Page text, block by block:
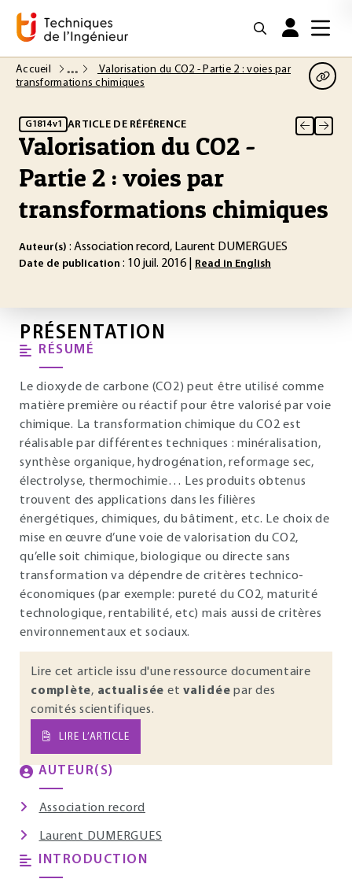
Accueil
Valorisation du CO2 - Partie 2 : voies par
transformations chimiques
G1814 v1 ARTICLE DE RÉFÉRENCE
Valorisation du CO2 -
Partie 2 : voies par
transformations chimiques
Auteur(s) : Association record, Laurent DUMERGUES
Date de publication : 10 juil. 2016 | Read in English
PRÉSENTATION
RÉSUMÉ
Le dioxyde de carbone (CO2) peut être utilisé comme
matière première ou réactif pour être valorisé par voie
chimique. La transformation chimique du CO2 est
réalisable par différentes techniques : minéralisation,
synthèse organique, hydrogénation, reformage sec,
électrolyse, thermochimie… Les produits obtenus
trouvent des applications dans les filières
énergétiques, chimiques, du bâtiment, etc. Le choix de
mise en œuvre d’une voie de valorisation du CO2,
qu’elle soit chimique, biologique ou directe sans
transformation va dépendre de critères technico-
économiques (par exemple: pureté du CO2, maturité
technologique, rentabilité, etc) mais aussi de critères
environnementaux et sociaux.
Lire cet article issu d'une ressource documentaire
complète, actualisée et validée par des
comités scientifiques.
LIRE L’ARTICLE
AUTEUR(S)
Association record
Laurent DUMERGUES
INTRODUCTION